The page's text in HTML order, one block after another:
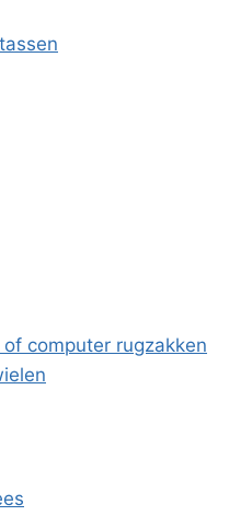
computer rugzakken